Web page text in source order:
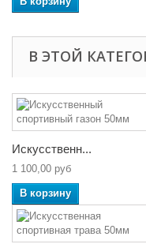
В ЭТОЙ
Искусственн...
1 100,00 руб
В корзину